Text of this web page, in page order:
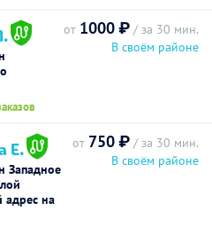
от 1000 ₽ / за 30 мин.
В своём районе
Е.
Западное
адрес на
от 750 ₽ / за 30 мин.
В своём районе